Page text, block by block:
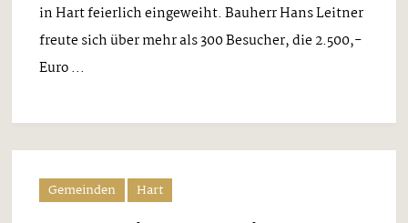
in Hart feierlich eingeweiht. Bauherr Hans Leitner
freute sich über mehr als 300 Besucher, die 2.500,-
Euro ...
Gemeinden Hart